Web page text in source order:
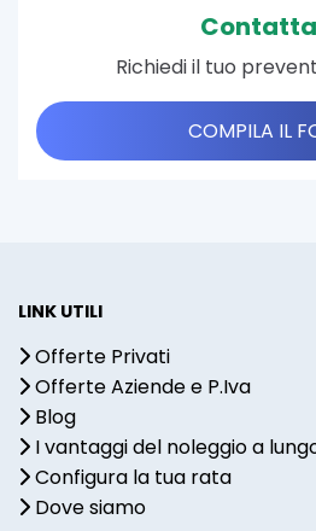
Richiedi il tuo
COMPILA IL
LINK UTILI
Offerte Privati
Offerte Aziende e P.Iva
Blog
I vantaggi del noleggio a
Configura la tua rata
Dove siamo